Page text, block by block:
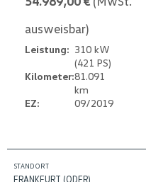
ausweisbar)
Leistung: 310 kW
(421 PS)
Kilometer:81.091
km
EZ:
09/2019
STANDORT
FRANKFURT (ODER)